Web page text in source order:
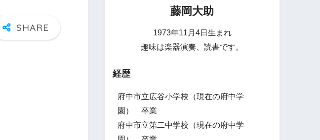
藤岡大助
1973年11月4日生まれ
趣味は楽器演奏、読書です。
経歴
府中市立広谷小学校（現在の府中学
園） 卒業
府中市立第二中学校（現在の府中学